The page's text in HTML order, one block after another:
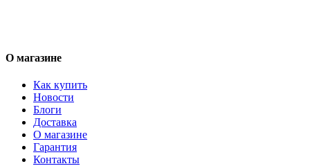
О магазине
Как купить
Новости
Блоги
Доставка
О магазине
Гарантия
Контакты